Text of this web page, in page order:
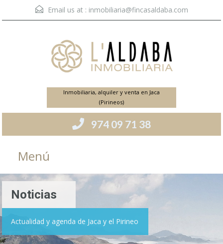
Email us at : inmobiliaria@fincasaldaba.com
Inmobiliaria, alquiler y venta en Jaca
(Pirineos)
974 09 71 38
Menú
Noticias
Actualidad y agenda de Jaca y el Pirineo